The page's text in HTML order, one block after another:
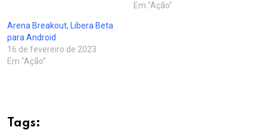
Em "Ação"
Arena Breakout, Libera Beta
para Android
16 de fevereiro de 2023
Em "Ação"
Tags: